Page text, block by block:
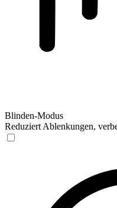
Blinden-Modus
Reduziert Ablenkungen,